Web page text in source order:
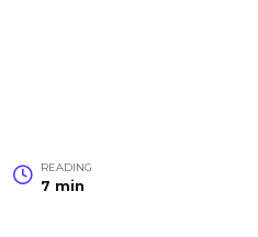
READING
7 min